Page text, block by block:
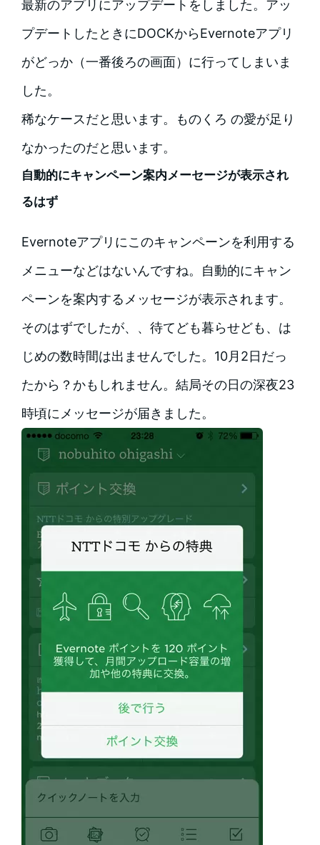
最新のアプリにアップデートをしました。アッ
プデートしたときにDOCKからEvernoteアプリ
がどっか（一番後ろの画面）に行ってしまいま
した。
稀なケースだと思います。ものくろ の愛が足り
なかったのだと思います。
自動的にキャンペーン案内メーセージが表示され
るはず
Evernoteアプリにこのキャンペーンを利用する
メニューなどはないんですね。自動的にキャン
ペーンを案内するメッセージが表示されます。
そのはずでしたが、、待てども暮らせども、は
じめの数時間は出ませんでした。10月2日だっ
たから？かもしれません。結局その日の深夜23
時頃にメッセージが届きました。